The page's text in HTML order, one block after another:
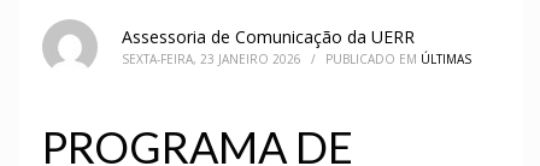
Assessoria de Comunicação da UERR
SEXTA-FEIRA, 23 JANEIRO 2026 / PUBLICADO EM ÚLTIMAS
PROGRAMA DE